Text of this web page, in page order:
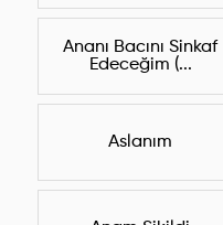
Ananı Bacını Sinkaf
Edeceğim (...
Aslanım